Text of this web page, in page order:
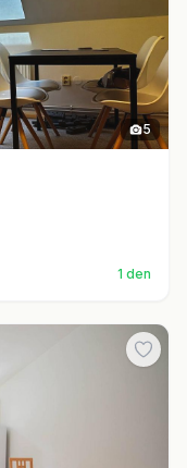
5
1 den